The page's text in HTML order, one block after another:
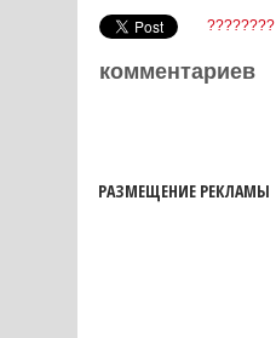
????????
комментариев
РАЗМЕЩЕНИЕ РЕКЛАМЫ